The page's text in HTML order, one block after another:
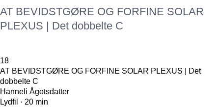
AT BEVIDSTGØRE OG FORFINE SOLAR
PLEXUS | Det dobbelte C
18
AT BEVIDSTGØRE OG FORFINE SOLAR PLEXUS | Det
dobbelte C
Hanneli Ågotsdatter
Lydfil · 20 min